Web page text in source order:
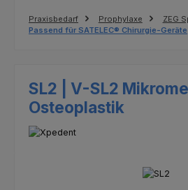
Praxisbedarf Prophylaxe
ZEG
Passend für SATELEC® Chirurgie-Geräte
SL2 | V-SL2
Osteoplastik